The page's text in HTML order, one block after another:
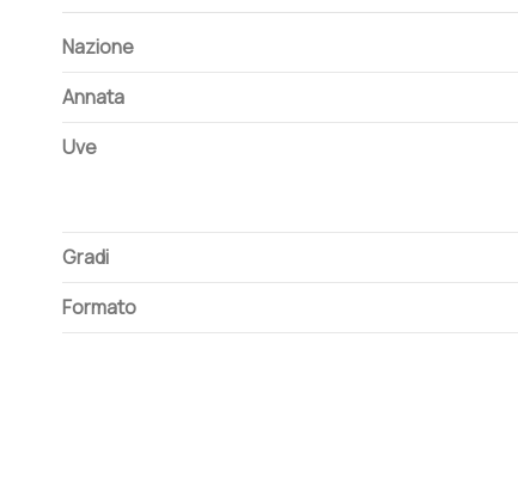
Nazione
Annata
Uve
Gradi
Formato